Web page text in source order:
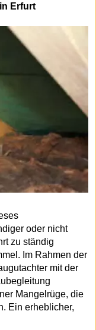
Erfurt
oder nicht
zu ständig
Im Rahmen der
mit der
Mangelrüge, die
Ein erheblicher,